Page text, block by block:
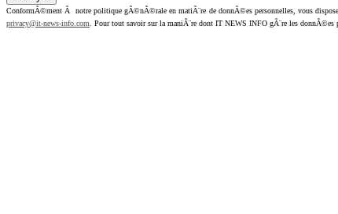
ConformÃ©ment Ã notre politique gÃ©nÃ©rale en matiÃ¨re de donnÃ©es personnelles, vous
privacy@it-news-info.com . Pour tout savoir sur la maniÃ¨re dont IT NEWS INFO gÃ¨re les